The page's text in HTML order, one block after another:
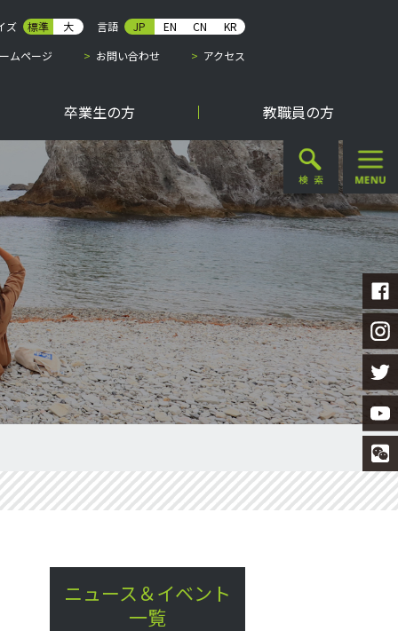
ズ 標準 大 言語 JP EN CN
KR
ムページ
お問い合わせ アクセス
卒業生の方 教職員の方
ニュース＆イベント
一覧